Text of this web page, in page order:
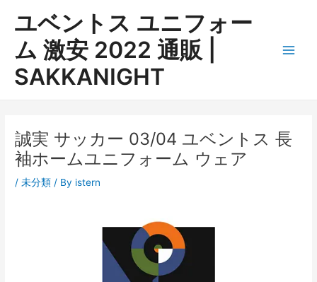
ユベントス ユニフォー
ム 激安 2022 通販 |
SAKKANIGHT
誠実 サッカー 03/04 ユベントス 長
袖ホームユニフォーム ウェア
/未分類 / By istern